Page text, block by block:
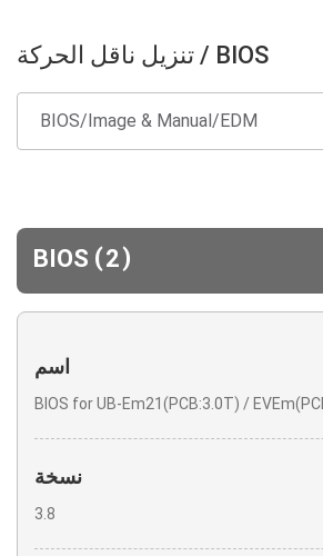
تنزيل ناقل الحركة / BIOS
BIOS (2)
اسم
BIOS for UB-Em21(PCB:3.0T) /
نسخة
3.8